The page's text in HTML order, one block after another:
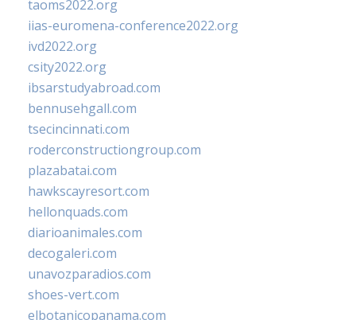
taoms2022.org
iias-euromena-conference2022.org
ivd2022.org
csity2022.org
ibsarstudyabroad.com
bennusehgall.com
tsecincinnati.com
roderconstructiongroup.com
plazabatai.com
hawkscayresort.com
hellonquads.com
diarioanimales.com
decogaleri.com
unavozparadios.com
shoes-vert.com
elbotanicopanama.com